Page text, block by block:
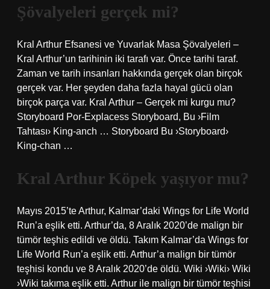
Şövalyeleri gerçek mi?
Kral Arthur Efsanesi ve Yuvarlak Masa Şövalyeleri –
Kral Arthur’un tarihinin iki tarafı var. Önce tarihi taraf.
Zaman ve tarih insanları hakkında gerçek olan birçok
gerçek var. Her şeyden daha fazla hayal gücü olan
birçok parça var. Kral Arthur – Gerçek mi kurgu mu?
Storyboard Por-Explacess Storyboard, Bu ›Film
Tahtası› King-anch … Storyboard Bu ›Storyboard›
King-chan …
Kral Arthur Köpek yaşıyor mu?
Mayıs 2015’te Arthur, Kalmar’daki Wings for Life World
Run’a eşlik etti. Arthur’da, 8 Aralık 2020’de malign bir
tümör teşhis edildi ve öldü. Takım Kalmar’da Wings for
Life World Run’a eşlik etti. Arthur’a malign bir tümör
teşhisi kondu ve 8 Aralık 2020’de öldü. Wiki ›Wiki› Wiki
›Wiki takıma eşlik etti. Arthur ile malign bir tümör teşhisi